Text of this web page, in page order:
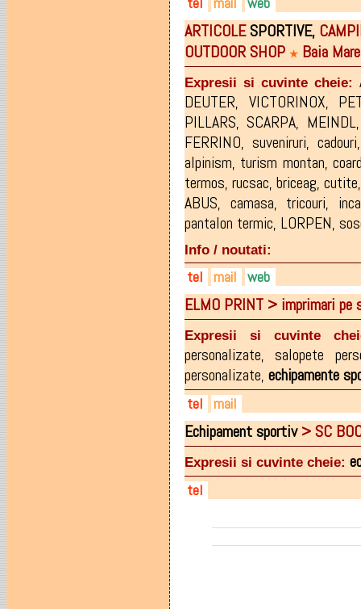
0744-553.996
0753-452.086
0265-250.310
info@freesport.ro
arnold@freesport.ro
freesport.ro
ARTICOLESPORTIVE,
OUTDOOR SHOP ★ Baia Mare
Expresii si cuvinte cheie:
DEUTER, VICTORINOX,
PILLARS,SCARPA, MEINDL
FERRINO, suveniruri, cadouri
alpinism, turism montan,
termos, rucsac, briceag, cutite
ABUS, camasa, tricouri,
pantalon termic, LORPEN,
Info / noutati:
tel
0749-636.901
0362-802.046
mail
cpetean@yahoo.com
web
www.facebook.com/pages/
ELMO PRINT > imprimari
Expresii si cuvinte
personalizate,salopete
personalizate, echipamente
tel
0264 418.41
0740 147.901
mail
office@elmo-print.ro
Echipamentsportiv> SC
Expresii si cuvinte cheie:
tel
0740-030174